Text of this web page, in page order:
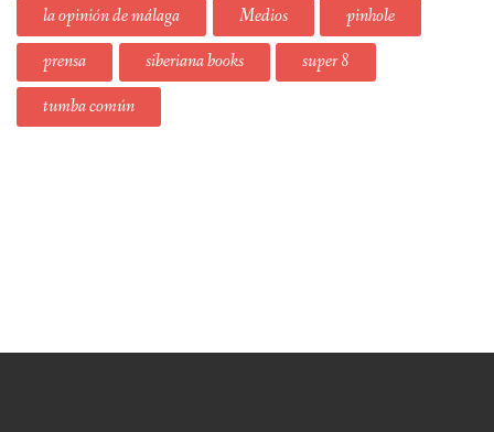
la opinión de málaga
Medios
pinhole
prensa
siberiana books
super 8
tumba común